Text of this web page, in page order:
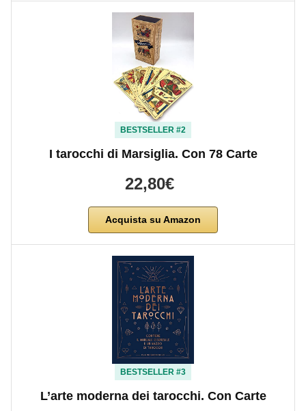
BESTSELLER #2
I tarocchi di Marsiglia. Con 78 Carte
22,80€
Acquista su Amazon
BESTSELLER #3
L’arte moderna dei tarocchi. Con Carte